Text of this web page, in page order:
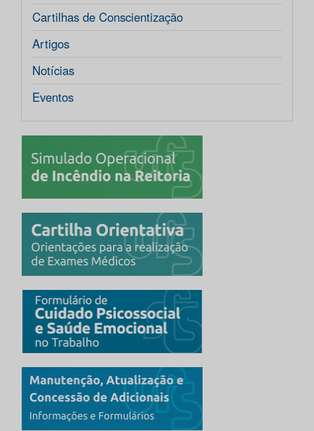
Cartilhas de Conscientização
Artigos
Notícias
Eventos